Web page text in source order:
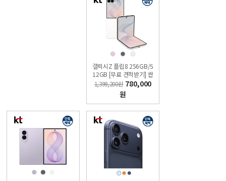
갤럭시Z 플립8 256GB/5
12GB [무료 견적받기] 싼
올레폰
1,399,200원 780,000
원